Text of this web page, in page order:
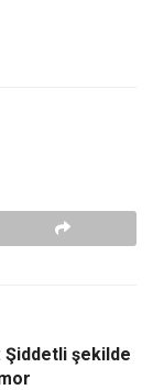
Şiddetli şekilde